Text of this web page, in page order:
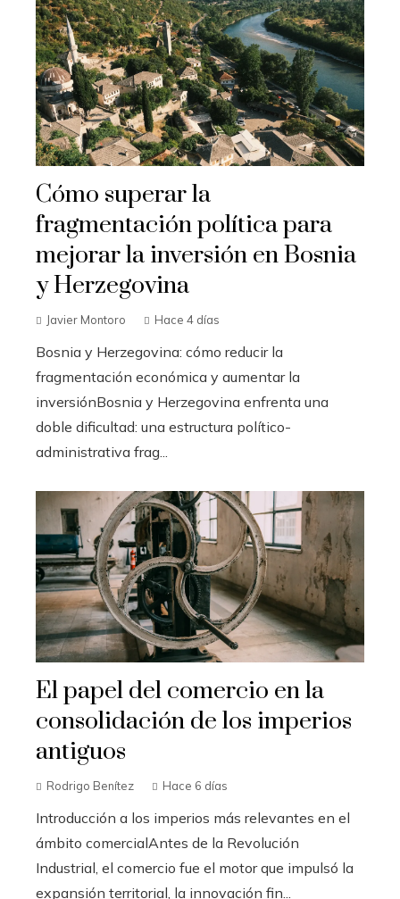
Cómo superar la
fragmentación política para
mejorar la inversión en Bosnia
y Herzegovina
Javier Montoro Hace 4 días
Bosnia y Herzegovina: cómo reducir la
fragmentación económica y aumentar la
inversiónBosnia y Herzegovina enfrenta una
doble dificultad: una estructura político-
administrativa frag...
El papel del comercio en la
consolidación de los imperios
antiguos
Rodrigo Benítez Hace 6 días
Introducción a los imperios más relevantes en el
ámbito comercialAntes de la Revolución
Industrial, el comercio fue el motor que impulsó la
expansión territorial, la innovación fin...